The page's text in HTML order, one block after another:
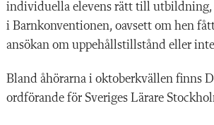
individuella elevens rätt till utbildning,
i Barnkonventionen, oavsett om hen
ansökan om uppehållstillstånd eller
Bland åhörarna i oktoberkvällen finns
ordförande för Sveriges Lärare